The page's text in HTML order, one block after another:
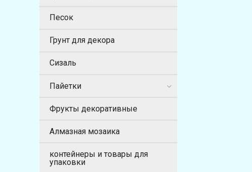
Песок
Грунт для декора
Сизаль
Пайетки
Фрукты декоративные
Алмазная мозаика
контейнеры и товары для
упаковки